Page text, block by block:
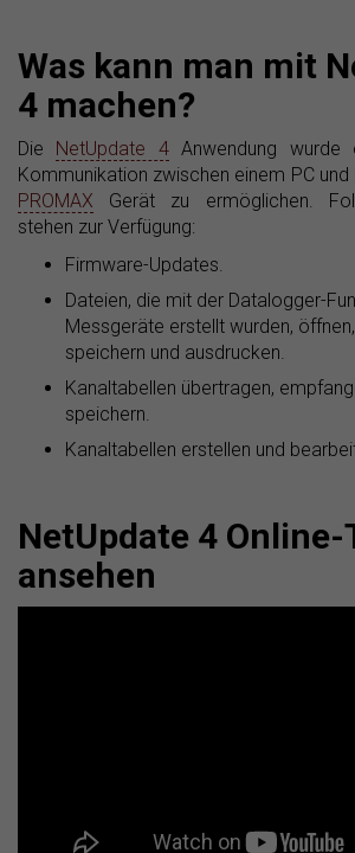
Was kann man mit
4 machen?
Die NetUpdate 4Anwendung wurde
Kommunikation zwischen einem PC
PROMAX Gerät zu ermöglichen.
stehen zur Verfügung:
Firmware-Updates.
Dateien, die mit der Datalogger-
Messgeräte erstellt wurden,
speichern und ausdrucken.
Kanaltabellen übertragen,
speichern.
Kanaltabellen erstellen und
NetUpdate 4
ansehen